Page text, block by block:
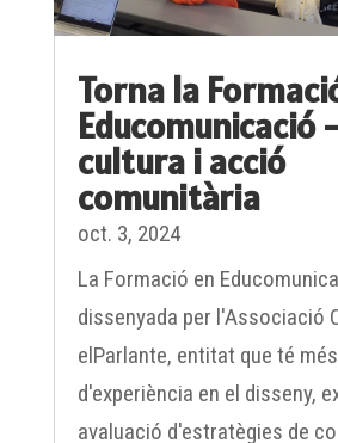
Torna la Formació
Educomunicació
cultura i acció
comunitària
oct. 3, 2024
La Formació en
dissenyada per l'Associació
elParlante, entitat que té més
d'experiència en el disseny,
avaluació d'estratègies de